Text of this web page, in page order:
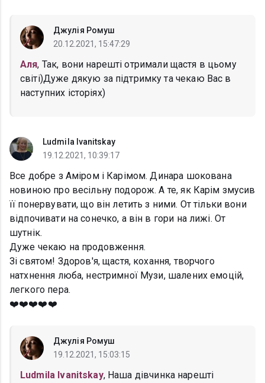
Джулія Ромуш
20.12.2021, 15:47:29
Аля, Так, вони нарешті отримали щастя в цьому
світі)Дуже дякую за підтримку та чекаю Вас в
наступних історіях)
Ludmila Ivanitskay
19.12.2021, 10:39:17
Все добре з Аміром і Карімом. Динара шокована
новиною про весільну подорож. А те, як Карім змусив
її понервувати, що він летить з ними. От тільки вони
відпочивати на сонечко, а він в гори на лижі. От
шутнік.
Дуже чекаю на продовження.
Зі святом! Здоров'я, щастя, кохання, творчого
натхнення люба, нестримної Музи, шалених емоцій,
легкого пера.
❤️❤️❤️❤️❤️
Джулія Ромуш
19.12.2021, 15:03:15
Ludmila Ivanitskay, Наша дівчинка нарешті